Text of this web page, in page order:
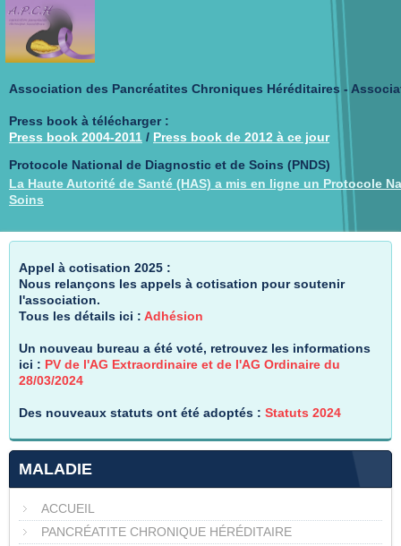
Association des Pancréatites Chroniques Héréditaires -
Press book à télécharger :
Press book 2004-2011 / Press book de 2012 à ce jour
Protocole National de Diagnostic et de Soins (PNDS)
La Haute Autorité de Santé (HAS) a mis en ligne un Protocole
Soins
Appel à cotisation 2025 :
Nous relançons les appels à cotisation pour soutenir
l'association.
Tous les détails ici : Adhésion
Un nouveau bureau a été voté, retrouvez les informations
ici : PV de l'AG Extraordinaire et de l'AG Ordinaire du
28/03/2024
Des nouveaux statuts ont été adoptés : Statuts 2024
MALADIE
ACCUEIL
PANCRÉATITE CHRONIQUE HÉRÉDITAIRE